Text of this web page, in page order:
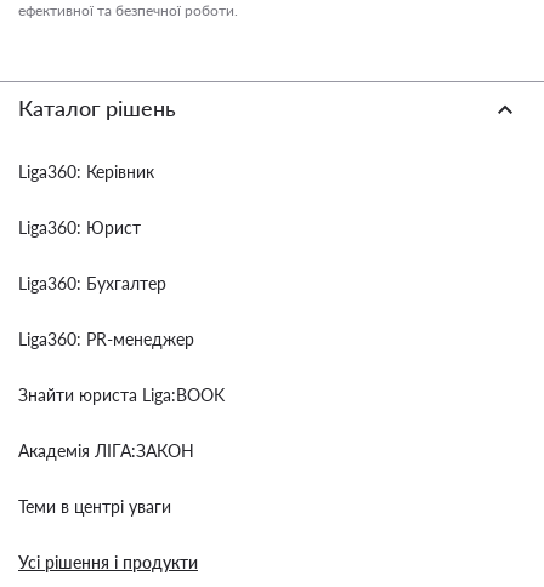
ефективної та безпечної роботи.
Каталог рішень
Liga360: Керівник
Liga360: Юрист
Liga360: Бухгалтер
Liga360: PR-менеджер
Знайти юриста Liga:BOOK
Академія ЛІГА:ЗАКОН
Теми в центрі уваги
Усі рішення і продукти